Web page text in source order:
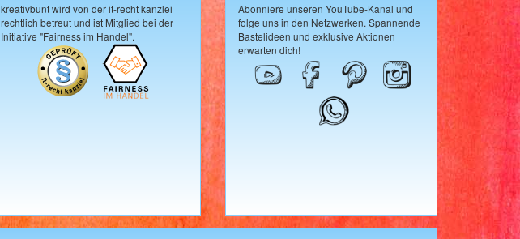
kreativbunt wird von der it-recht kanzlei
rechtlich betreut und ist Mitglied bei der
Initiative "Fairness im Handel".
Abonniere unseren YouTube-Kanal und
folge uns in den Netzwerken. Spannende
Bastelideen und exklusive Aktionen
erwarten dich!